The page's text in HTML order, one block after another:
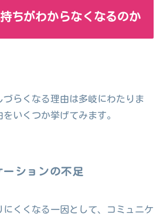
ちがわからなくなるのか
づらくなる理由は多岐にわたりま
いくつか挙げてみます。
ションの不足
にくくなる一因として、コミュニケ